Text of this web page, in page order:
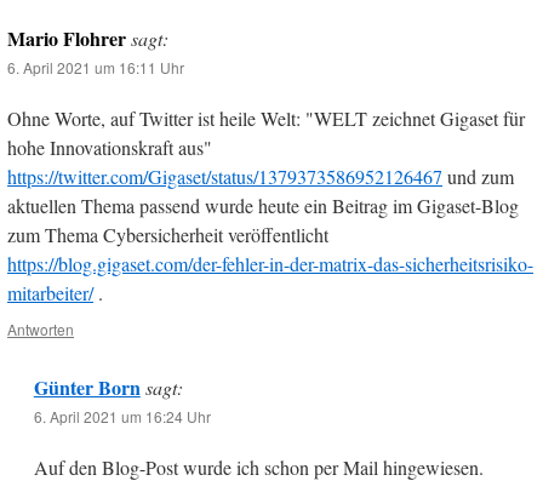
Mario Flohrersagt:
6. April 2021 um 16:11 Uhr
Ohne Worte, auf Twitter ist heile Welt: "WELT zeichnet Gigaset für
hohe Innovationskraft aus"
https://twitter.com/Gigaset/status/1379373586952126467 und zum
aktuellen Thema passend wurde heute ein Beitrag im Gigaset-Blog
zum Thema Cybersicherheit veröffentlicht
https://blog.gigaset.com/der-fehler-in-der-matrix-das-sicherheitsrisiko-
mitarbeiter/.
Antworten
Günter Born sagt:
6. April 2021 um 16:24 Uhr
Auf den Blog-Post wurde ich schon per Mail hingewiesen.